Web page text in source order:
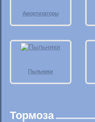
Амортизаторы
Пыльники
Тормоза